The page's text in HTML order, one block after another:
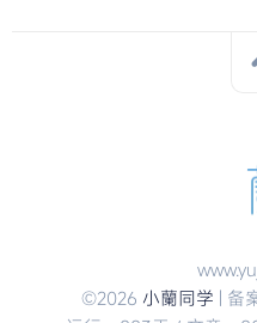
©2026 小蘭同学 | 备